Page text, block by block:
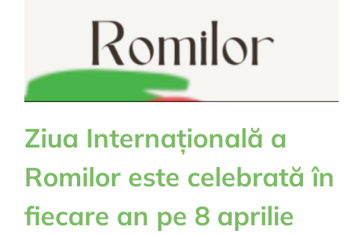
Ziua Internațională a
Romilor este celebrată în
fiecare an pe 8 aprilie